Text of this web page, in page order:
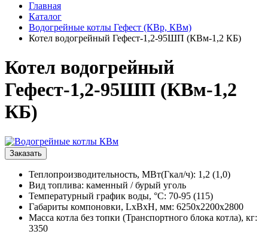
Главная
Каталог
Водогрейные котлы Гефест (КВр, КВм)
Котел водогрейный Гефест-1,2-95ШП (КВм-1,2 КБ)
Котел водогрейный
Гефест-1,2-95ШП (КВм-1,2
КБ)
Заказать
Теплопроизводительность, МВт(Гкал/ч): 1,2 (1,0)
Вид топлива: каменный / бурый уголь
Температурный график воды, °С: 70-95 (115)
Габариты компоновки, LxBxH, мм: 6250x2200x2800
Масса котла без топки (Транспортного блока котла), кг:
3350